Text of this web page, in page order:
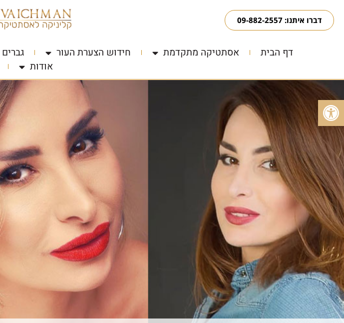
פתח סרגל נגישות
דברו איתנו: 09-882-2557
דף הבית אסתטיקה מתקדמת חידוש הצערת העור גברים
אודות